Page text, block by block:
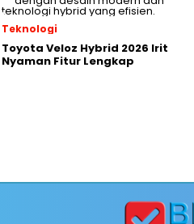
Teknologi
Toyota Veloz Hybrid 2026 Irit
Nyaman Fitur Lengkap